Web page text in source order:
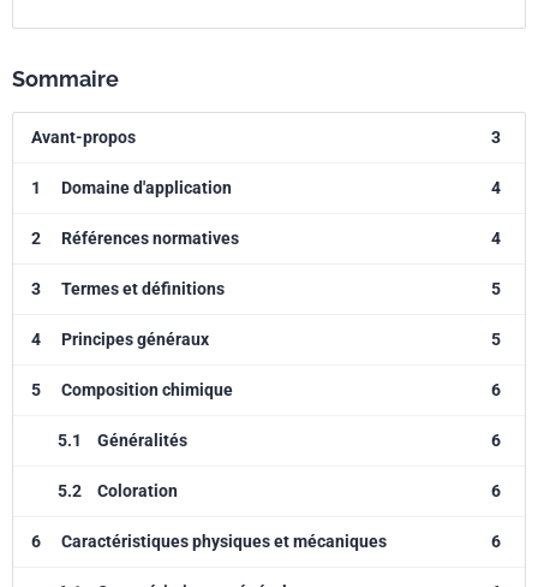
Sommaire
Avant-propos 3
1 Domaine d'application 4
2 Références normatives 4
3 Termes et définitions 5
4 Principes généraux 5
5 Composition chimique 6
5.1 Généralités 6
5.2 Coloration 6
6 Caractéristiques physiques et mécaniques 6